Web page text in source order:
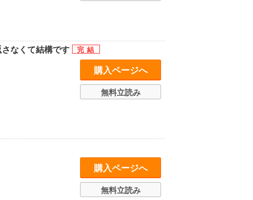
なくて結構です
購入ページへ
無料立読み
購入ページへ
無料立読み